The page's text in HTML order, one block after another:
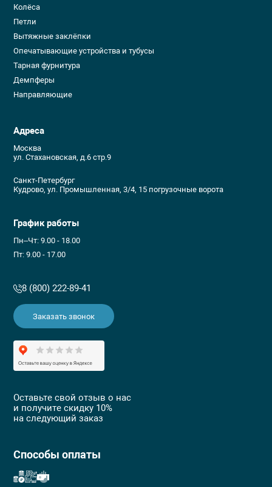
Колёса
Петли
Вытяжные заклёпки
Опечатывающие устройства и тубусы
Тарная фурнитура
Демпферы
Направляющие
Адреса
Москва
ул. Стахановская, д.6 стр.9
Санкт-Петербург
Кудрово, ул. Промышленная, 3/4, 15 погрузочные ворота
График работы
Пн–Чт: 9.00 - 18.00
Пт: 9.00 - 17.00
8 (800) 222-89-41
Заказать звонок
Оставьте свой отзыв о нас
и получите скидку 10%
на следующий заказ
Способы оплаты